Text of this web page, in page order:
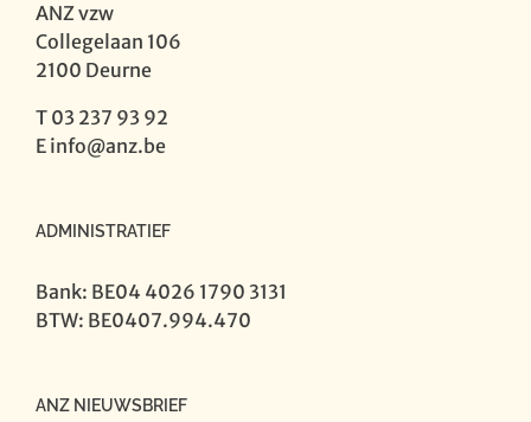
ANZ vzw
Collegelaan 106
2100 Deurne
T 03 237 93 92
E info@anz.be
ADMINISTRATIEF
Bank: BE04 4026 1790 3131
BTW: BE0407.994.470
ANZ NIEUWSBRIEF